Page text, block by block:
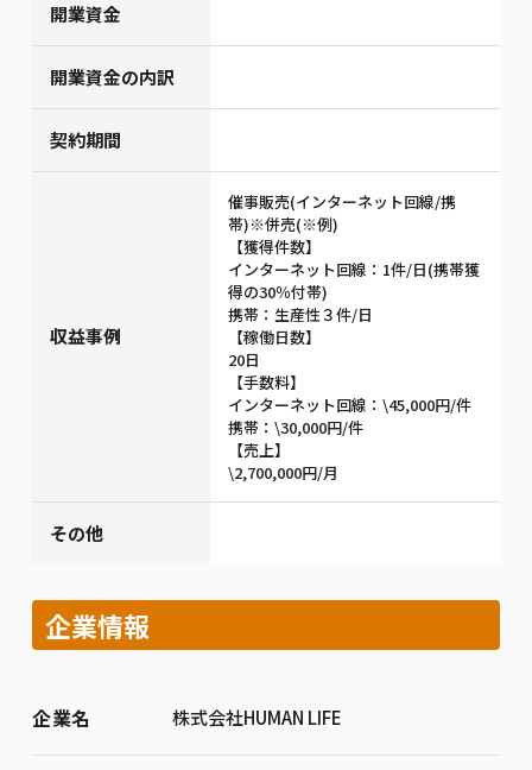
開業資金
開業資金の内訳
契約期間
収益事例
催事販売(インターネット回線/携
帯)※併売(※例)
【獲得件数】
インターネット回線：1件/日(携帯獲
得の30％付帯)
携帯：生産性３件/日
【稼働日数】
20日
【手数料】
インターネット回線：\45,000円/件
携帯：\30,000円/件
【売上】
\2,700,000円/月
その他
企業情報
企業名 株式会社HUMAN LIFE